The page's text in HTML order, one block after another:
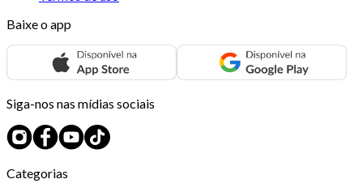
Baixe o app
Siga-nos nas mídias sociais
Categorias